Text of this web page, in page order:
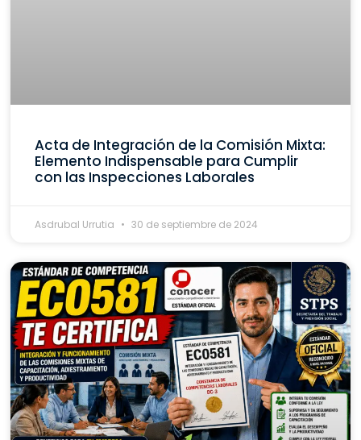
Acta de Integración de la Comisión Mixta:
Elemento Indispensable para Cumplir
con las Inspecciones Laborales
Asdrubal Urrutia 30 de septiembre de 2024